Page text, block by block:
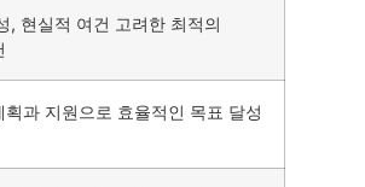
, 현실적 여건 고려한 최적의
획과 지원으로 효율적인 목표 달성